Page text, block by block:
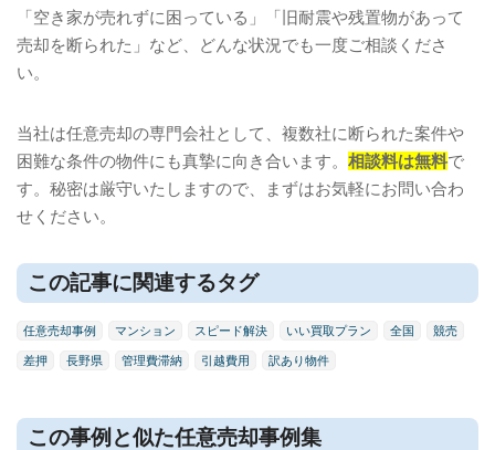
「空き家が売れずに困っている」「旧耐震や残置物があって
売却を断られた」など、どんな状況でも一度ご相談くださ
い。
当社は任意売却の専門会社として、複数社に断られた案件や
困難な条件の物件にも真摯に向き合います。 相談料は無料で
す。秘密は厳守いたしますので、まずはお気軽にお問い合わ
せください。
この記事に関連するタグ
任意売却事例 マンション スピード解決 いい買取プラン 全国 競売
差押 長野県 管理費滞納 引越費用 訳あり物件
この事例と似た任意売却事例集